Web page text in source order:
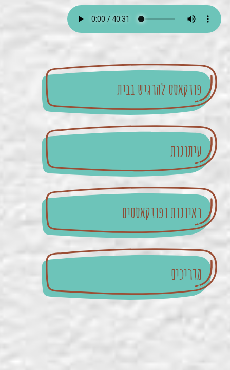
פודקאסט להרגיש בבית
עיתונות
ראיונות ופודקאסטים
מדריכים